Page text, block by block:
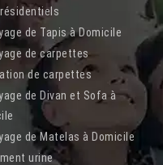
de Tapis à Domicile
de carpettes
de carpettes
de Divan et Sofa à
de Matelas à Domicile
urine